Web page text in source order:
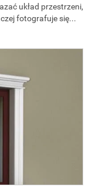
układ przestrzeni,
fotografuje się...